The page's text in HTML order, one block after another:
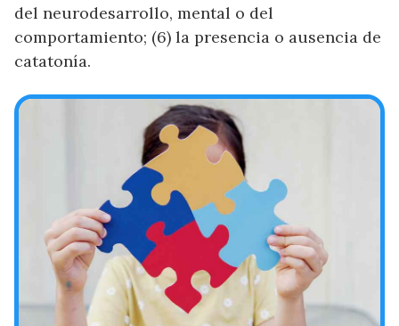
del neurodesarrollo, mental o del
comportamiento; (6) la presencia o ausencia de
catatonía.